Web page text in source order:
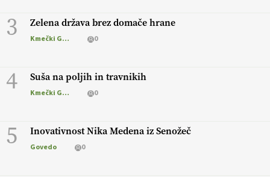
3 Zelena država brez domače hrane
Kmečki Glas 0
4 Suša na poljih in travnikih
Kmečki Glas 0
5 Inovativnost Nika Medena iz Senožeč
Govedo 0